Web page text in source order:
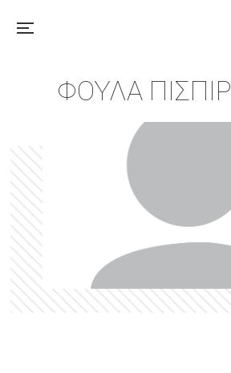
ΦΟΎΛΑ